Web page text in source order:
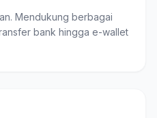
Mendukung berbagai
bank hingga e-wallet